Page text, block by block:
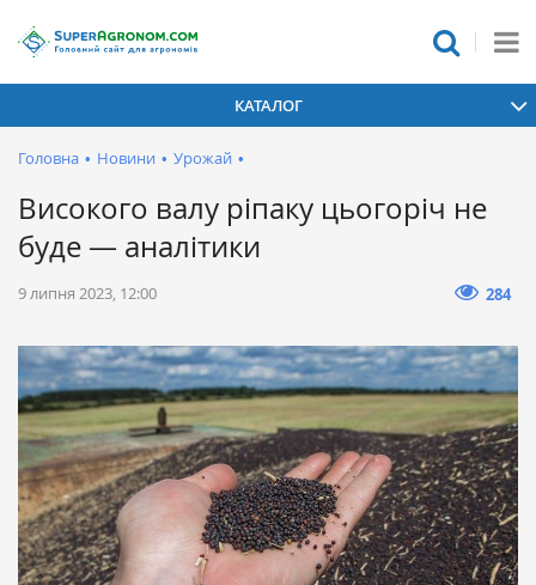
КАТАЛОГ
Головна • Новини • Урожай •
Високого валу ріпаку цьогоріч не
буде — аналітики
9 липня 2023, 12:00 284